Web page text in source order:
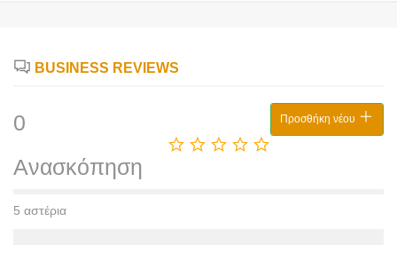
BUSINESS REVIEWS
0
Ανασκόπηση
Προσθήκη νέου
5 αστέρια